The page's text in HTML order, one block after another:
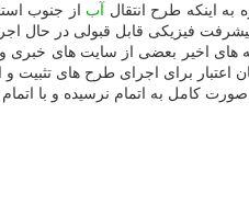
به اینكه طرح انتقال آب از جنوب
های اخیر بعضی از سایت های خبری و
اعتبار برای اجرای طرح های
كامل به اتمام نرسیده و با اتمام